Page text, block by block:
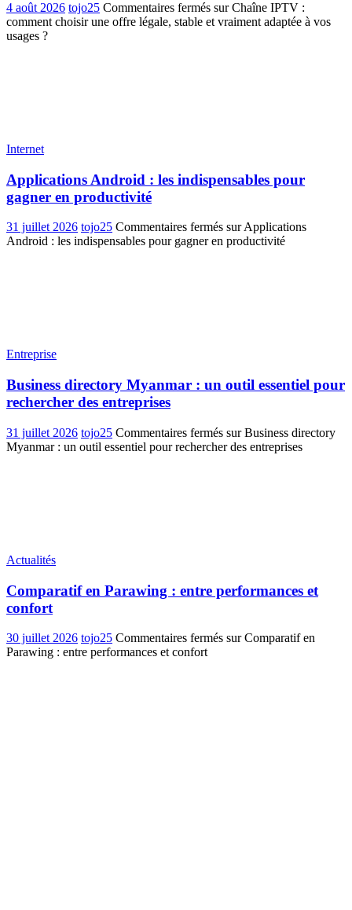
4 août 2026 tojo25 Commentaires fermés sur Chaîne IPTV :
comment choisir une offre légale, stable et vraiment adaptée à vos
usages ?
Internet
Applications Android : les indispensables pour
gagner en productivité
31 juillet 2026 tojo25 Commentaires fermés sur Applications
Android : les indispensables pour gagner en productivité
Entreprise
Business directory Myanmar : un outil essentiel pour
rechercher des entreprises
31 juillet 2026 tojo25 Commentaires fermés sur Business directory
Myanmar : un outil essentiel pour rechercher des entreprises
Actualités
Comparatif en Parawing : entre performances et
confort
30 juillet 2026 tojo25 Commentaires fermés sur Comparatif en
Parawing : entre performances et confort